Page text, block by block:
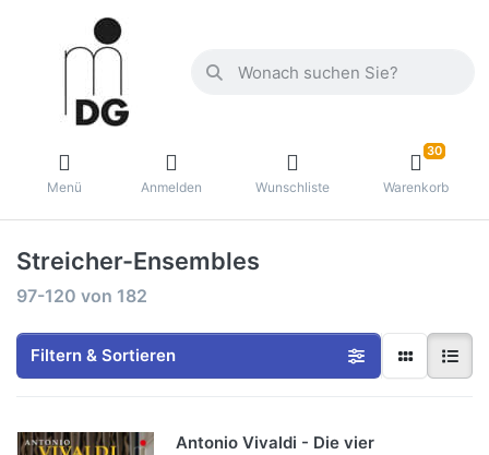
Menü Anmelden Wunschliste
30
Warenkorb
Streicher-Ensembles
97-120 von 182
Filtern & Sortieren
Antonio Vivaldi - Die vier